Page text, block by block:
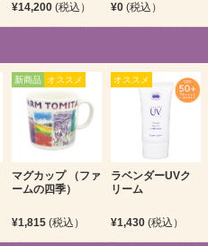
¥14,200 (税込） ¥0 (税込）
新商品 オススメ
マグカップ （ファ
ームの四季）
¥1,815 (税込）
オススメ
ラベンダーUVク
リーム
¥1,430 (税込）